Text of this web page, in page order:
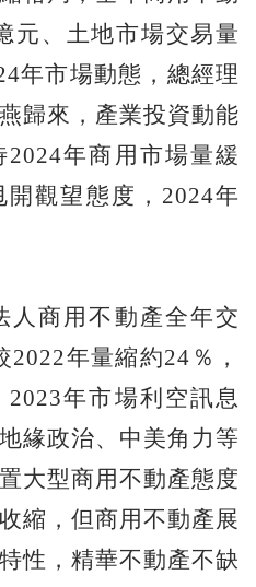
元、土地市場交易量
年市場動態，總經理
歸來，產業投資動能
年商用市場量緩
觀望態度，2024年
人商用不動產全年交
年量縮約24％，
年市場利空訊息
緣政治、中美角力等
大型商用不動產態度
縮，但商用不動產展
性，精華不動產不缺